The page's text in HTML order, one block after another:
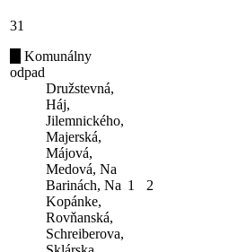
31
Komunálny
odpad
Družstevná,
Háj,
Jilemnického,
Majerská,
Májová,
Medová, Na
Barinách, Na
Kopánke,
Rovňanská,
Schreiberova,
1 2